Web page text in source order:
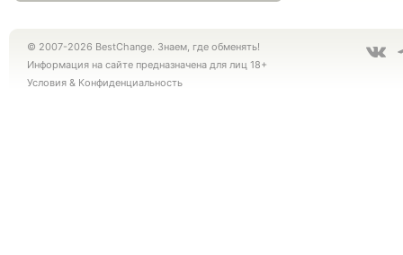
© 2007-2026 BestChange. Знаем, где обменять!
Информация на сайте предназначена для лиц 18+
Условия & Конфиденциальность